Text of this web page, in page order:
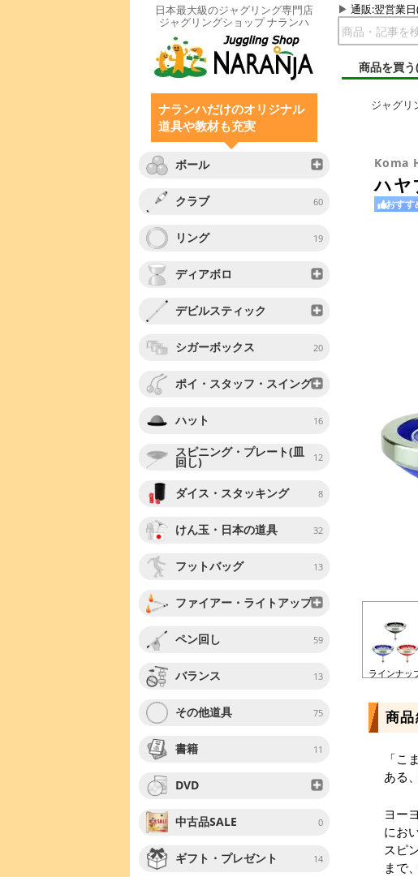
日本最大級のジャグリング専門店
ジャグリングショップ ナランハ
通販:翌営業
商品を買
ナランハだけのオリジナル
道具や教材も充実
ボール
クラブ 60
リング 19
ディアボロ
デビルスティック
シガーボックス 20
ポイ・スタッフ・スイング
ハット 16
スピニング・プレート(皿
回し) 12
ダイス・スタッキング 8
けん玉・日本の道具 32
フットバッグ 13
ファイアー・ライトアップ
ペン回し 59
バランス 13
その他道具 75
書籍 11
DVD
中古品SALE 0
ギフト・プレゼント 14
ジャグリ
Koma
ハヤ
おすす
ラインナッ
商
「
ある
ヨー
にお
スピ
まで